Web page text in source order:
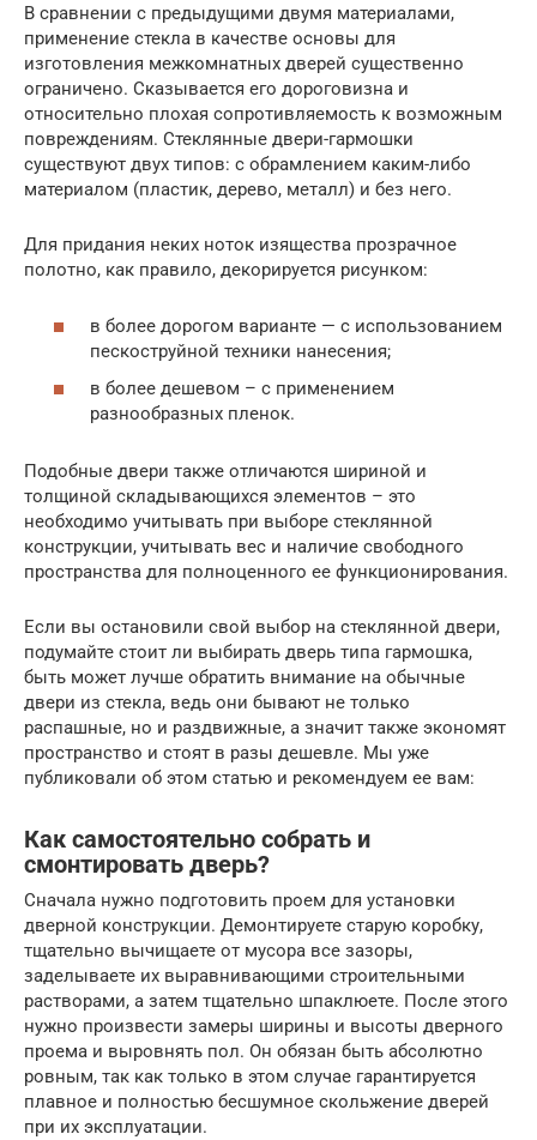
В сравнении с предыдущими двумя материалами,
применение стекла в качестве основы для
изготовления межкомнатных дверей существенно
ограничено. Сказывается его дороговизна и
относительно плохая сопротивляемость к возможным
повреждениям. Стеклянные двери-гармошки
существуют двух типов: с обрамлением каким-либо
материалом (пластик, дерево, металл) и без него.
Для придания неких ноток изящества прозрачное
полотно, как правило, декорируется рисунком:
в более дорогом варианте — с использованием
пескоструйной техники нанесения;
в более дешевом – с применением
разнообразных пленок.
Подобные двери также отличаются шириной и
толщиной складывающихся элементов – это
необходимо учитывать при выборе стеклянной
конструкции, учитывать вес и наличие свободного
пространства для полноценного ее функционирования.
Если вы остановили свой выбор на стеклянной двери,
подумайте стоит ли выбирать дверь типа гармошка,
быть может лучше обратить внимание на обычные
двери из стекла, ведь они бывают не только
распашные, но и раздвижные, а значит также экономят
пространство и стоят в разы дешевле. Мы уже
публиковали об этом статью и рекомендуем ее вам:
Как самостоятельно собрать и
смонтировать дверь?
Сначала нужно подготовить проем для установки
дверной конструкции. Демонтируете старую коробку,
тщательно вычищаете от мусора все зазоры,
заделываете их выравнивающими строительными
растворами, а затем тщательно шпаклюете. После этого
нужно произвести замеры ширины и высоты дверного
проема и выровнять пол. Он обязан быть абсолютно
ровным, так как только в этом случае гарантируется
плавное и полностью бесшумное скольжение дверей
при их эксплуатации.